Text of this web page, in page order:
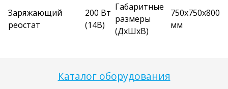
Каталог оборудования
Заряжающий
реостат
200 Вт
(14В)
Габаритные
размеры
(ДхШхВ)
750х750х800
мм